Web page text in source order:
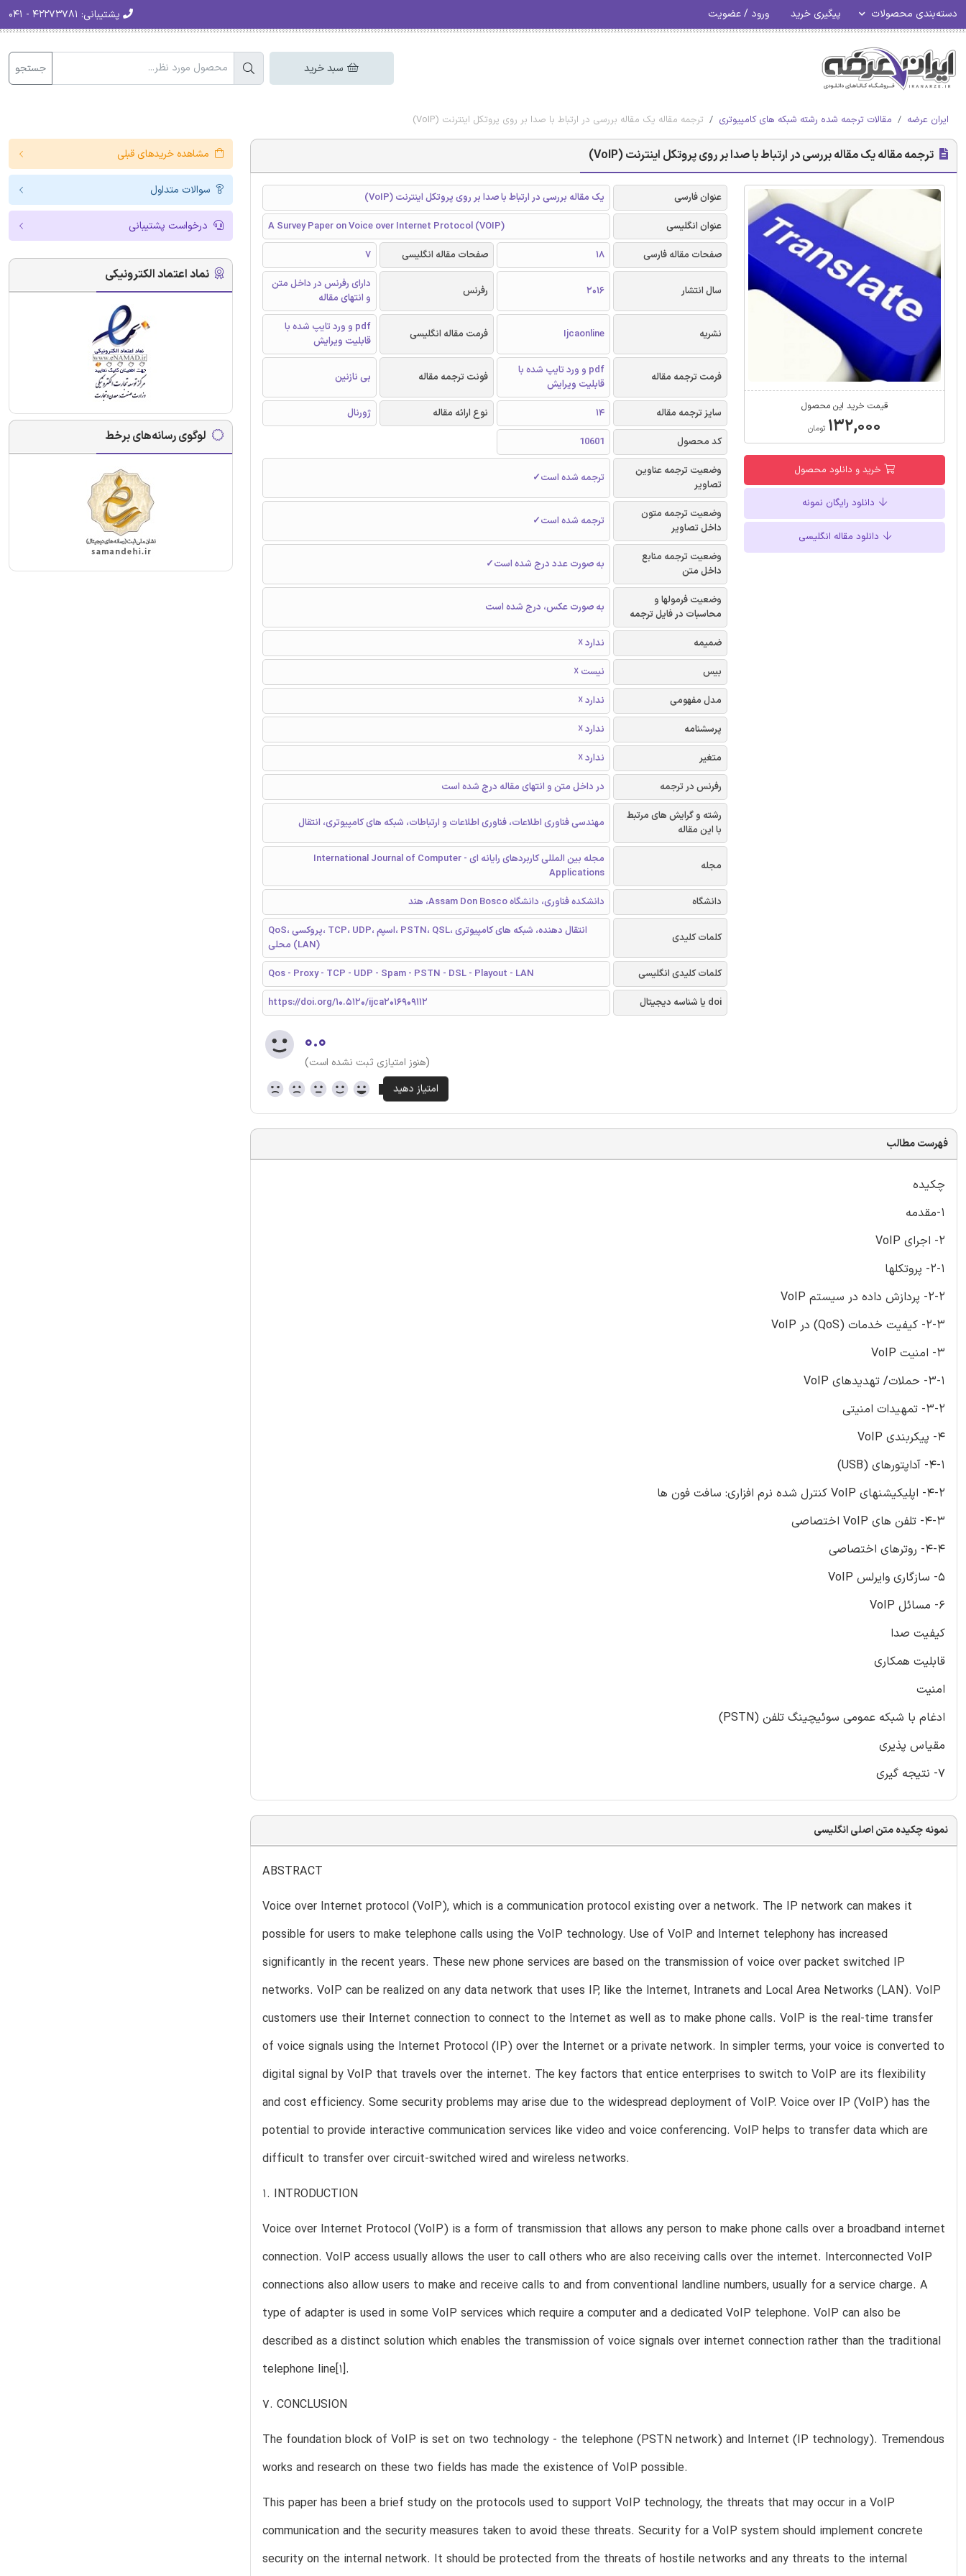
دسته‌بندی محصولات پیگیری خرید ورود / عضویت پشتیبانی:
سبد خرید جستجو
ایران عرضه مقالات ترجمه شده رشته شبکه های کامپیوتری ترجمه مقاله یک مقاله بررسی در ارتباط با صدا بر روی پروتکل اینترنت (VoIP)
ترجمه مقاله یک مقاله بررسی در ارتباط با صدا بر روی پروتکل اینترنت (VoIP)
قیمت خرید این محصول
۱۳۲,۰۰۰ تومان
خرید و دانلود محصول
دانلود رایگان نمونه
دانلود مقاله انگلیسی
عنوان فارسی
یک مقاله بررسی در ارتباط با صدا بر روی پروتکل اینترنت (VoIP)
عنوان انگلیسی
A Survey Paper on Voice over Internet Protocol (VOIP)
صفحات مقاله فارسی
18 صفحات مقاله انگلیسی 7
سال انتشار 2016 رفرنس
دارای رفرنس در داخل متن
و انتهای مقاله
نشریه Ijcaonline فرمت مقاله انگلیسی
pdf و ورد تایپ شده با
قابلیت ویرایش
فرمت ترجمه مقاله
pdf و ورد تایپ شده با
قابلیت ویرایش
فونت ترجمه مقاله بی نازنین
سایز ترجمه مقاله 14 نوع ارائه مقاله
ژورنال
کد محصول
10601
وضعیت ترجمه عناوین
تصاویر
ترجمه شده است✓
وضعیت ترجمه متون
داخل تصاویر
ترجمه شده است✓
وضعیت ترجمه منابع
داخل متن
به صورت عدد درج شده است✓
وضعیت فرمولها و
محاسبات در فایل ترجمه
به صورت عکس، درج شده است
ضمیمه
ندارد ☓
بیس
نیست ☓
مدل مفهومی
ندارد ☓
پرسشنامه
ندارد ☓
متغیر
ندارد ☓
رفرنس در ترجمه
در داخل متن و انتهای مقاله درج شده است
رشته و گرایش های مرتبط
با این مقاله
مهندسی فناوری اطلاعات، فناوری اطلاعات و ارتباطات، شبکه های کامپیوتری، انتقال
مجله
مجله بین المللی کاربردهای رایانه ای - International Journal of Computer
Applications
دانشگاه
دانشکده فناوری، دانشگاه Assam Don Bosco، هند
کلمات کلیدی
QoS، پروکسی، TCP، UDP، اسپم، PSTN، QSL، انتقال دهنده، شبکه های کامپیوتری
محلی (LAN)
کلمات کلیدی انگلیسی
Qos - Proxy - TCP - UDP - Spam - PSTN - DSL - Playout - LAN
doi یا شناسه دیجیتال
https://doi.org/10.5120/ijca2016909112
۰.۰
(هنوز امتیازی ثبت نشده است)
فهرست مطالب
چکیده
1-مقدمه
2- اجرای VoIP
2-1- پروتکلها
2-2- پردازش داده در سیستم VoIP
2-3- کیفیت خدمات (QoS) در VoIP
3- امنیت VoIP
3-1- حملات/ تهدیدهای VoIP
3-2- تمهیدات امنیتی
4- پیکربندی VoIP
4-1- آداپتورهای (USB)
4-2- اپلیکیشنهای VoIP کنترل شده نرم افزاری: سافت فون ها
4-3- تلفن های VoIP اختصاصی
4-4- روترهای اختصاصی
5- سازگاری وایرلس VoIP
6- مسائل VoIP
کیفیت صدا
قابلیت همکاری
امنیت
ادغام با شبکه عمومی سوئیچینگ تلفن (PSTN)
مقیاس پذیری
7- نتیجه گیری
نمونه چکیده متن اصلی انگلیسی
ABSTRACT
Voice over Internet protocol (VoIP), which is a communication protocol existing over a network. The IP network can makes it
possible for users to make telephone calls using the VoIP technology. Use of VoIP and Internet telephony has increased
significantly in the recent years. These new phone services are based on the transmission of voice over packet switched IP
networks. VoIP can be realized on any data network that uses IP, like the Internet, Intranets and Local Area Networks (LAN). VoIP
customers use their Internet connection to connect to the Internet as well as to make phone calls. VoIP is the real-time transfer
of voice signals using the Internet Protocol (IP) over the Internet or a private network. In simpler terms, your voice is converted to
digital signal by VoIP that travels over the internet. The key factors that entice enterprises to switch to VoIP are its flexibility
and cost efficiency. Some security problems may arise due to the widespread deployment of VoIP. Voice over IP (VoIP) has the
potential to provide interactive communication services like video and voice conferencing. VoIP helps to transfer data which are
difficult to transfer over circuit-switched wired and wireless networks.
1. INTRODUCTION
Voice over Internet Protocol (VoIP) is a form of transmission that allows any person to make phone calls over a broadband internet
connection. VoIP access usually allows the user to call others who are also receiving calls over the internet. Interconnected VoIP
connections also allow users to make and receive calls to and from conventional landline numbers, usually for a service charge. A
type of adapter is used in some VoIP services which require a computer and a dedicated VoIP telephone. VoIP can also be
described as a distinct solution which enables the transmission of voice signals over internet connection rather than the traditional
telephone line[1].
7. CONCLUSION
The foundation block of VoIP is set on two technology - the telephone (PSTN network) and Internet (IP technology). Tremendous
works and research on these two fields has made the existence of VoIP possible.
This paper has been a brief study on the protocols used to support VoIP technology, the threats that may occur in a VoIP
communication and the security measures taken to avoid these threats. Security for a VoIP system should implement concrete
security on the internal network. It should be protected from the threats of hostile networks and any threats to the internal
مشاهده خریدهای قبلی
سوالات متداول
درخواست پشتیبانی
نماد اعتماد الکترونیکی
لوگوی رسانه‌های برخط